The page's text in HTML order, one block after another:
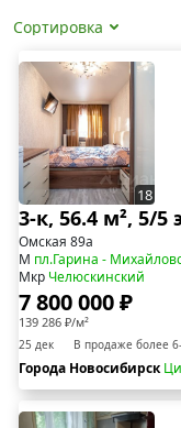
Сортировка
18
3-к, 56.4 м², 5/5
Омская 89а
М пл.Гарина -
Мкр Челюскинский
7 800 000 ₽
139 286 ₽/м²
25 дек В продаже более
Города Новосибирск